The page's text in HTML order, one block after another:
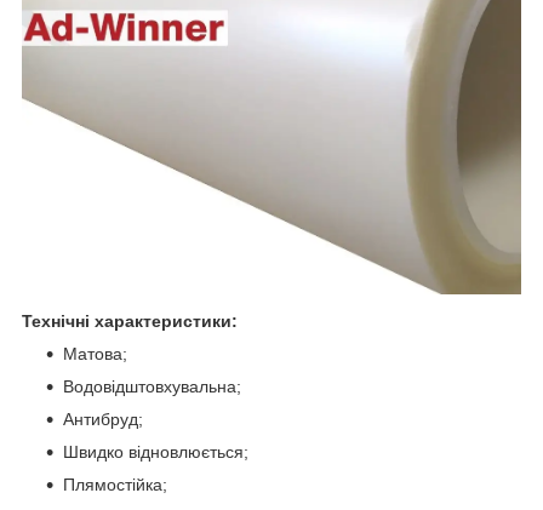
Технічні характеристики:
Матова;
Водовідштовхувальна;
Антибруд;
Швидко відновлюється;
Плямостійка;